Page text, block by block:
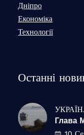
Дніпро
Економіка
Технології
Останні
Глава